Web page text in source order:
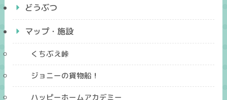
どうぶつ
マップ・施設
くちぶえ峠
ジョニーの貨物船！
ハッピーホームアカデミー